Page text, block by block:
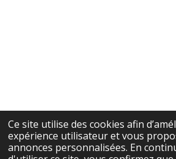
Ce site utilise des cookies afin
expérience utilisateur et vous
annonces personnalisées. En